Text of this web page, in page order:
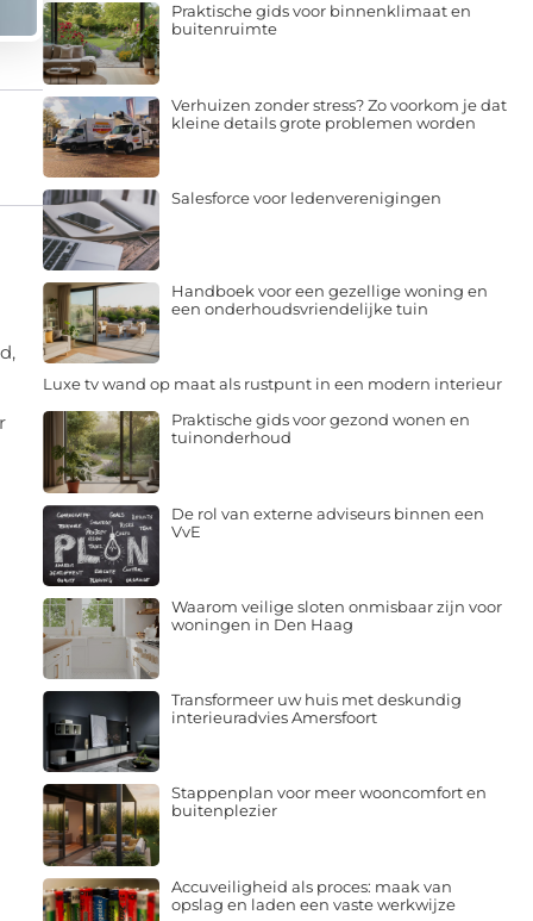
Praktische gids voor binnenklimaat en
buitenruimte
Verhuizen zonder stress? Zo voorkom je dat
kleine details grote problemen worden
Salesforce voor ledenverenigingen
Handboek voor een gezellige woning en
een onderhoudsvriendelijke tuin
Luxe tv wand op maat als rustpunt in een modern interieur
Praktische gids voor gezond wonen en
tuinonderhoud
De rol van externe adviseurs binnen een
VvE
Waarom veilige sloten onmisbaar zijn voor
woningen in Den Haag
Transformeer uw huis met deskundig
interieuradvies Amersfoort
Stappenplan voor meer wooncomfort en
buitenplezier
Accuveiligheid als proces: maak van
opslag en laden een vaste werkwijze